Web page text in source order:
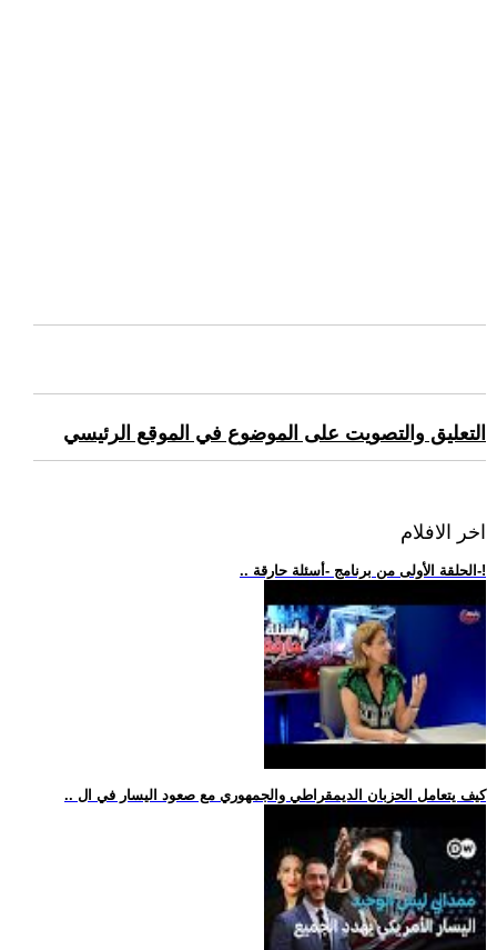
التعليق والتصويت على الموضوع في الموقع الرئيسي
اخر الافلام
.. الحلقة الأولى من برنامج -أسئلة حارقة-!
.. كيف يتعامل الحزبان الديمقراطي والجمهوري مع صعود اليسار في ال